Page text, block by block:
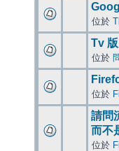
位於
Tv
位於
位於
請問
而不
位於